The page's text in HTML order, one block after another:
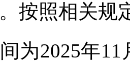
按照相关规
为2025年